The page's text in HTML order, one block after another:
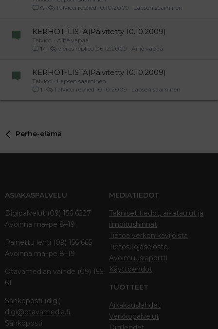
8
Lapsen saaminen
10.10.2009
Talvicci
KERHOT-LISTA(Päivitetty 10.10.2009)
Talvicci
Aihe vapaa
14
Aihe vapaa
06.12.2009
vieras
KERHOT-LISTA(Päivitetty 10.10.2009)
Talvicci
Lapsen saaminen
1
Lapsen saaminen
10.10.2009
Talvicci
Perhe-elämä
ASIAKASPALVELU
Digipalvelut (09) 156 6227
Avoinna ma–pe 8–19
Painettu lehti (09) 156 665
Avoinna ma–pe 8–19
Otavamedian vaihde (09) 156
61
Sähköposti (digi)
digi@otavamedia.fi
Sähköposti
MEDIATIEDOT
Tekniset tiedot, aikataulut ja
ilmoitushinnat
Tietoa verkon kävijöistä
Tietosuojaseloste
Avoimuusraportti
Käyttöehdot
TUOTTEET
Aikakauslehdet
Verkkopalvelut